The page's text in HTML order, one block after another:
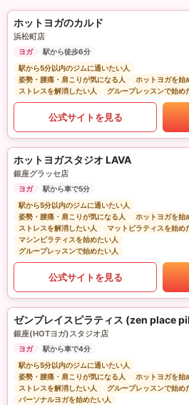
ホットヨガのカルド
浜松町店
ヨガ
駅から徒歩6分
駅から5分以内のジムに通いたい人
姿勢・腰痛・肩こりが気になる人
ホットヨガを始
ストレスを解消したい人
グループレッスンで始め
公式サイトを見る
ホットヨガスタジオ LAVA
銀座グラッセ店
ヨガ
駅から車で5分
駅から5分以内のジムに通いたい人
姿勢・腰痛・肩こりが気になる人
ホットヨガを始
ストレスを解消したい人
マットピラティスを始め
マシンピラティスを始めたい人
グループレッスンで始めたい人
公式サイトを見る
ゼンプレイスピラティス (zen place
銀座(HOTヨガ)スタジオ店
ヨガ
駅から車で4分
駅から5分以内のジムに通いたい人
姿勢・腰痛・肩こりが気になる人
ホットヨガを始
ストレスを解消したい人
グループレッスンで始め
パーソナルヨガを始めたい人